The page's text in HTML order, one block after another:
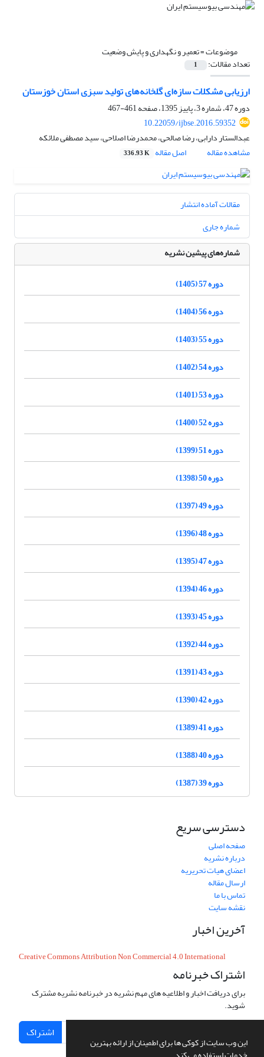
این وب سایت از کوکی ها برای اطمینان از ارائه بهترین
موضوعات =تعمیر و نگهداری و پایش وضعیت
تعداد مقالات: 1
ارزیابی مشکلات سازه‌ای گلخانه‌های تولید سبزی استان خوزستان
دوره 47، شماره 3، پاییز 1395، صفحه
461-467
10.22059/ijbse.2016.59352
عبدالستار دارابی، رضا صالحی، محمدرضا اصلاحی، سید مصطفی ملائکه
مشاهده مقاله
اصل مقاله 336.93 K
مقالات آماده انتشار
شماره جاری
شماره‌های پیشین نشریه
دوره 57 (1405)
دوره 56 (1404)
دوره 55 (1403)
دوره 54 (1402)
دوره 53 (1401)
دوره 52 (1400)
دوره 51 (1399)
دوره 50 (1398)
دوره 49 (1397)
دوره 48 (1396)
دوره 47 (1395)
دوره 46 (1394)
دوره 45 (1393)
دوره 44 (1392)
دوره 43 (1391)
دوره 42 (1390)
دوره 41 (1389)
دوره 40 (1388)
دوره 39 (1387)
دسترسی سریع
صفحه اصلی
درباره نشریه
اعضای هیات تحریریه
ارسال مقاله
تماس با ما
نقشه سایت
آخرین اخبار
Creative Commons Attribution Non Commercial 4.0 International
اشتراک خبرنامه
برای دریافت اخبار و اطلاعیه های مهم نشریه در خبرنامه نشریه مشترک
شوید.
اشتراک